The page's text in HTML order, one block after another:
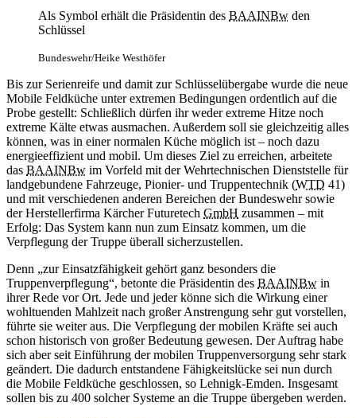
Als Symbol erhält die Präsidentin des BAAINBw den
Schlüssel
Bundeswehr/Heike Westhöfer
Bis zur Serienreife und damit zur Schlüsselübergabe wurde die neue
Mobile Feldküche unter extremen Bedingungen ordentlich auf die
Probe gestellt: Schließlich dürfen ihr weder extreme Hitze noch
extreme Kälte etwas ausmachen. Außerdem soll sie gleichzeitig alles
können, was in einer normalen Küche möglich ist – noch dazu
energieeffizient und mobil. Um dieses Ziel zu erreichen, arbeitete
das BAAINBw im Vorfeld mit der Wehrtechnischen Dienststelle für
landgebundene Fahrzeuge, Pionier- und Truppentechnik (WTD 41)
und mit verschiedenen anderen Bereichen der Bundeswehr sowie
der Herstellerfirma Kärcher Futuretech GmbH zusammen – mit
Erfolg: Das System kann nun zum Einsatz kommen, um die
Verpflegung der Truppe überall sicherzustellen.
Denn „zur Einsatzfähigkeit gehört ganz besonders die
Truppenverpflegung“, betonte die Präsidentin des BAAINBw in
ihrer Rede vor Ort. Jede und jeder könne sich die Wirkung einer
wohltuenden Mahlzeit nach großer Anstrengung sehr gut vorstellen,
führte sie weiter aus. Die Verpflegung der mobilen Kräfte sei auch
schon historisch von großer Bedeutung gewesen. Der Auftrag habe
sich aber seit Einführung der mobilen Truppenversorgung sehr stark
geändert. Die dadurch entstandene Fähigkeitslücke sei nun durch
die Mobile Feldküche geschlossen, so Lehnigk-Emden. Insgesamt
sollen bis zu 400 solcher Systeme an die Truppe übergeben werden.